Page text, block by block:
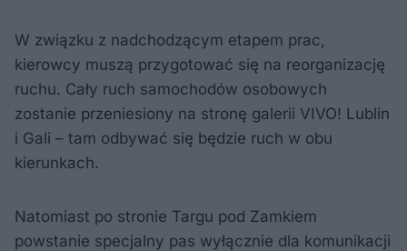
W związku z nadchodzącym etapem prac,
kierowcy muszą przygotować się na reorganizację
ruchu. Cały ruch samochodów osobowych
zostanie przeniesiony na stronę galerii VIVO! Lublin
i Gali – tam odbywać się będzie ruch w obu
kierunkach.
Natomiast po stronie Targu pod Zamkiem
powstanie specjalny pas wyłącznie dla komunikacji